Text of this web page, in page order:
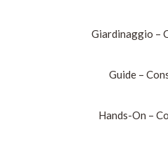
Giardinaggio –
Guide –
Hands-On –